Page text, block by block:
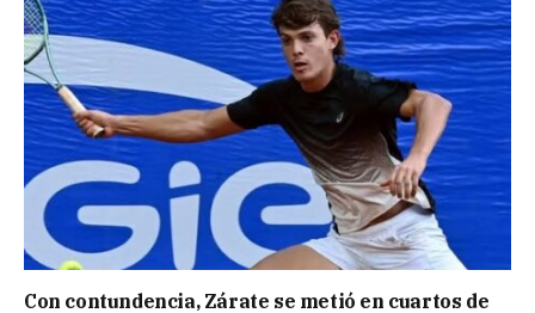
Con contundencia, Zárate se metió en cuartos de